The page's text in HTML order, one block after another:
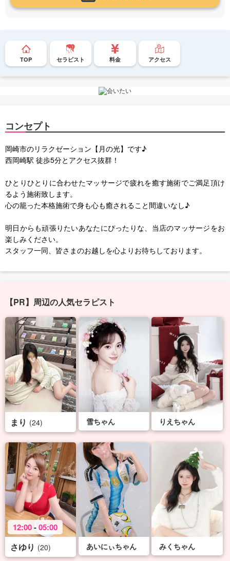
TOP セラピスト 料金 アクセス
コンセプト
岡崎市のリラクゼーション【月の光】です♪
西岡崎駅 徒歩5分とアクセス抜群！
ひとりひとりに合わせたマッサージで疲れを癒す施術でご満足頂け
るよう施術致します。
心の籠った本格施術で身も心も癒されること間違いなし♪
明日からも頑張りたいあなたにぴったりな、当店のマッサージをお
楽しみください。
スタッフ一同、皆さまのお越しを心よりお待ちしております。
【PR】周辺の人気セラピスト
まり (24) 雪ちゃん りえちゃん
12:00-05:00
さゆり (20) あいにぃちゃん みくちゃん